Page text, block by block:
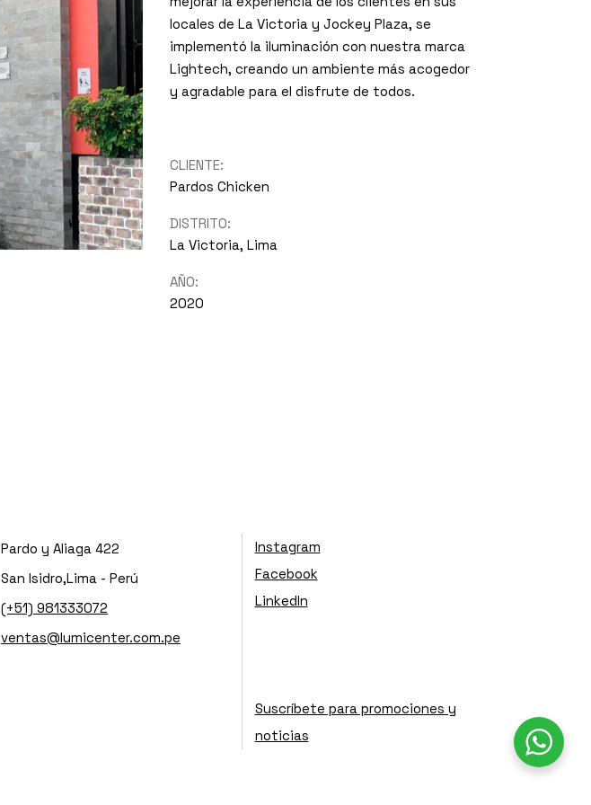
locales de La Victoria y Jockey Plaza, se
implementó la iluminación con nuestra marca
Lightech, creando un ambiente más acogedor
y agradable para el disfrute de todos.
CLIENTE:
Pardos Chicken
DISTRITO:
La Victoria, Lima
AÑO:
2020
Pardo y Aliaga 422
San Isidro,Lima - Perú
(+51) 981333072
ventas@lumicenter.com.pe
Instagram
Facebook
LinkedIn
Suscríbete para promociones y
noticias